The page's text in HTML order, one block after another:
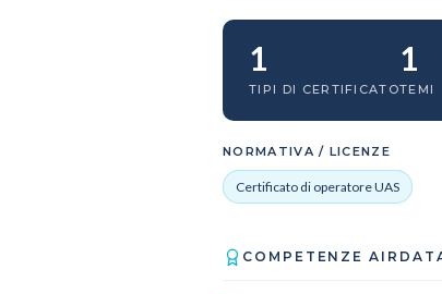
1
TIPI DI CERTIFICATO
1
TEMI
NORMATIVA / LICENZE
Certificato di operatore UAS
COMPETENZE